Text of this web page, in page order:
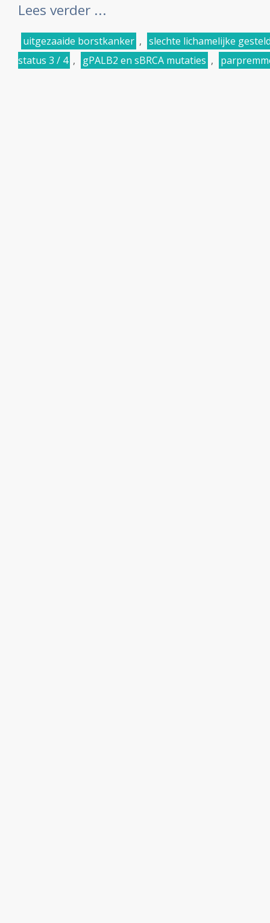
Lees verder ...
uitgezaaide borstkanker , slechte lichamelijke
status 3 / 4 , gPALB2 en sBRCA mutaties ,